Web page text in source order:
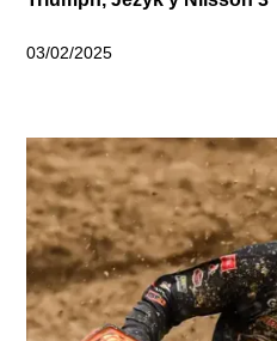
03/02/2025